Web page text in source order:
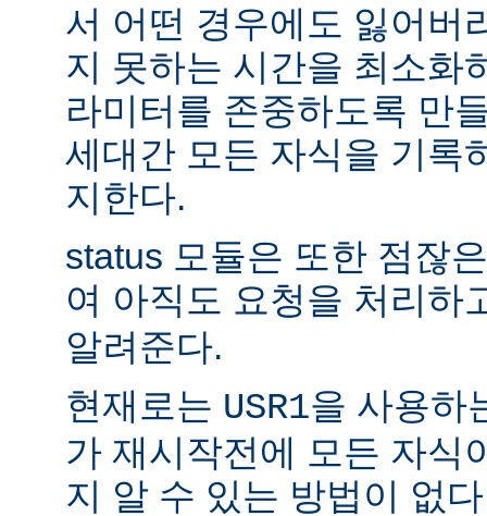
서 어떤 경우에도 잃어버
지 못하는 시간을 최소화
라미터를 존중하도록 만
세대간 모든 자식을 기록
지한다.
status 모듈은 또한 점잖
여 아직도 요청을 처리하
알려준다.
현재로는 USR1을 사용하
가 재시작전에 모든 자식
지 알 수 있는 방법이 없